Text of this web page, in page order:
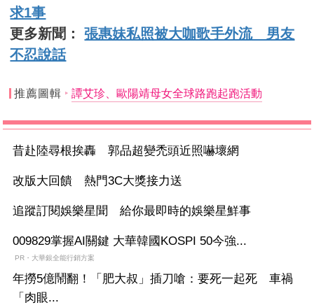
求1事
更多新聞：張惠妹私照被大咖歌手外流 男友
不忍說話
推薦圖輯 譚艾珍、歐陽靖母女全球路跑起跑活動
昔赴陸尋根挨轟 郭品超變禿頭近照嚇壞網
改版大回饋 熱門3C大獎接力送
追蹤訂閱娛樂星聞 給你最即時的娛樂星鮮事
009829掌握AI關鍵 大華韓國KOSPI 50今強...
PR・大華銀全能行銷方案
年撈5億鬧翻！「肥大叔」插刀嗆：要死一起死 車禍
「肉眼...